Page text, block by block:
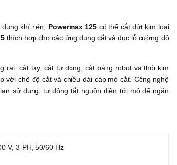
khí nén, Powermax 125 có thể cắt đứt kim loại
thích hợp cho các ứng dụng cắt và đục lỗ cường độ
rãi: cắt tay, cắt tự động, cắt bằng robot và thổi kim
chế độ cắt và chiều dài cáp mỏ cắt. Công nghệ
sử dụng, tự động tắt nguồn điện tới mỏ để ngăn
V, 3-PH, 50/60 Hz